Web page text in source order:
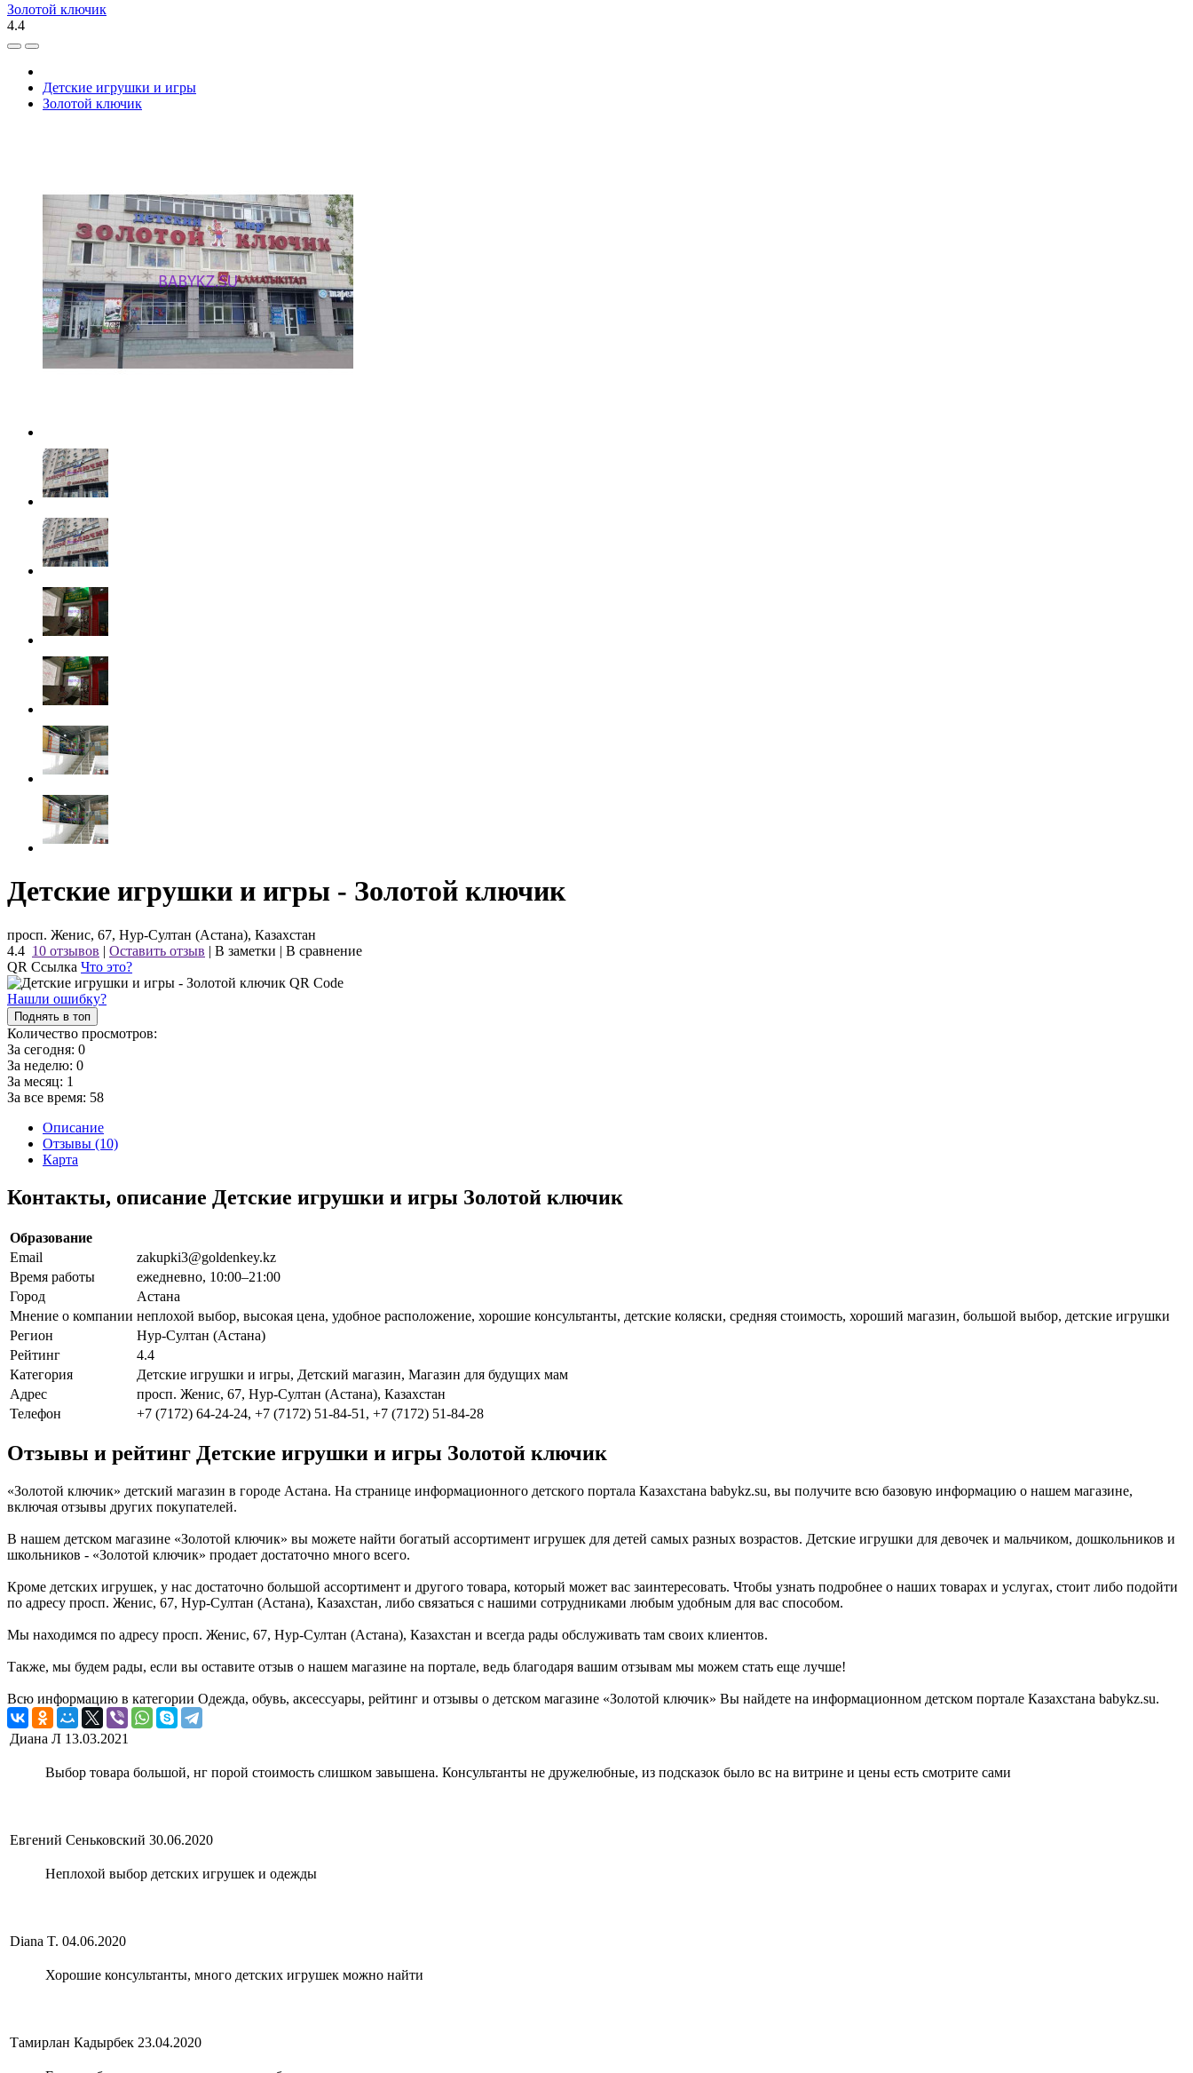
Золотой ключик
4.4
Детские игрушки и игры
Золотой ключик
Детские игрушки и игры - Золотой ключик
просп. Женис, 67, Нур-Султан (Астана), Казахстан
4.4 10 отзывов | Оставить отзыв | В заметки | В сравнение
QR Ссылка Что это?
Нашли ошибку?
Поднять в топ
Количество просмотров:
За сегодня: 0
За неделю: 0
За месяц: 1
За все время: 58
Описание
Отзывы (10)
Карта
Контакты, описание Детские игрушки и игры Золотой ключик
Образование
Email
zakupki3@goldenkey.kz
Время работы
ежедневно, 10:00–21:00
Город
Астана
Мнение о компании неплохой выбор, высокая цена, удобное расположение, хорошие консультанты, детские коляски, средняя стоимость, хороший магазин, большой выбор, детские игрушки
Регион
Нур-Султан (Астана)
Рейтинг
4.4
Категория
Детские игрушки и игры, Детский магазин, Магазин для будущих мам
Адрес
просп. Женис, 67, Нур-Султан (Астана), Казахстан
Телефон
+7 (7172) 64-24-24, +7 (7172) 51-84-51, +7 (7172) 51-84-28
Отзывы и рейтинг Детские игрушки и игры Золотой ключик
«Золотой ключик» детский магазин в городе Астана. На странице информационного детского портала Казахстана babykz.su, вы получите всю базовую информацию о нашем магазине,
включая отзывы других покупателей.
В нашем детском магазине «Золотой ключик» вы можете найти богатый ассортимент игрушек для детей самых разных возрастов. Детские игрушки для девочек и мальчиком, дошкольников и
школьников - «Золотой ключик» продает достаточно много всего.
Кроме детских игрушек, у нас достаточно большой ассортимент и другого товара, который может вас заинтересовать. Чтобы узнать подробнее о наших товарах и услугах, стоит либо подойти
по адресу просп. Женис, 67, Нур-Султан (Астана), Казахстан, либо связаться с нашими сотрудниками любым удобным для вас способом.
Мы находимся по адресу просп. Женис, 67, Нур-Султан (Астана), Казахстан и всегда рады обслуживать там своих клиентов.
Также, мы будем рады, если вы оставите отзыв о нашем магазине на портале, ведь благодаря вашим отзывам мы можем стать еще лучше!
Всю информацию в категории Одежда, обувь, аксессуары, рейтинг и отзывы о детском магазине «Золотой ключик» Вы найдете на информационном детском портале Казахстана babykz.su.
Диана Л 13.03.2021
Выбор товара большой, нг порой стоимость слишком завышена. Консультанты не дружелюбные, из подсказок было вс на витрине и цены есть смотрите сами
Евгений Сеньковский 30.06.2020
Неплохой выбор детских игрушек и одежды
Diana T. 04.06.2020
Хорошие консультанты, много детских игрушек можно найти
Тамирлан Кадырбек 23.04.2020